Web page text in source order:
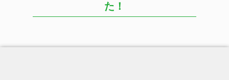
た！